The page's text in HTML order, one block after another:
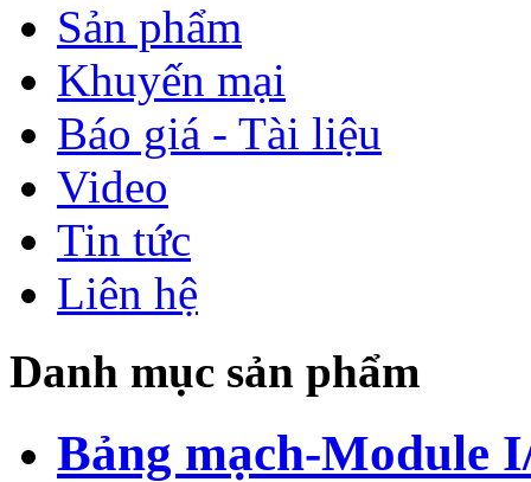
Sản phẩm
Khuyến mại
Báo giá - Tài liệu
Video
Tin tức
Liên hệ
Danh mục sản phẩm
Bảng mạch-Module